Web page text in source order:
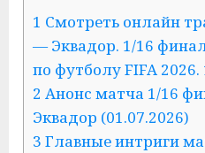
1 Смотреть онлайн
— Эквадор. 1/16
по футболу FIFA
2 Анонс матча 1/16
Эквадор (01.07.2026)
3 Главные интриги